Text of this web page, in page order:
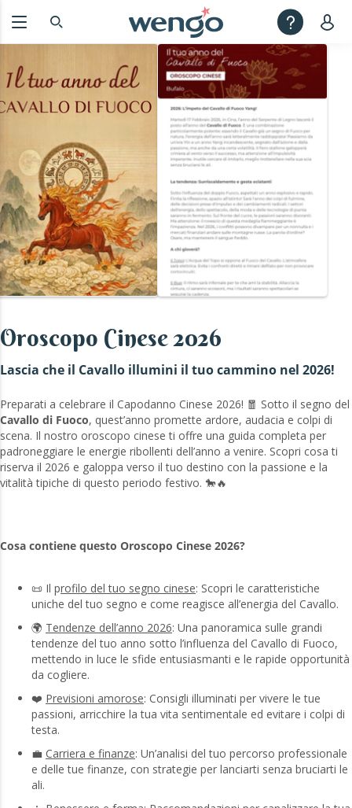
Oroscopo Cinese 2026
Lascia che il Cavallo illumini il tuo cammino nel 2026!
Preparati a celebrare il Capodanno Cinese 2026! 🧧 Sotto il segno del
Cavallo di Fuoco, quest’anno promette ardore, audacia e colpi di
scena. Il nostro oroscopo cinese ti offre una guida completa per
padroneggiare le energie ribollenti dell’anno a venire. Scopri cosa ti
riserva il 2026 e galoppa verso il tuo destino con la passione e la
vitalità tipiche di questo periodo festivo. 🐎🔥
Cosa contiene questo Oroscopo Cinese 2026?
📜 Il profilo del tuo segno cinese: Scopri le caratteristiche
uniche del tuo segno e come reagisce all’energia del Cavallo.
🌍 Tendenze dell’anno 2026: Una panoramica sulle grandi
tendenze del tuo anno sotto l’influenza del Cavallo di Fuoco,
mettendo in luce le sfide entusiasmanti e le rapide opportunità
da cogliere.
❤️ Previsioni amorose: Consigli illuminati per vivere le tue
passioni, arricchire la tua vita sentimentale ed evitare i colpi di
testa.
💼 Carriera e finanze: Un’analisi del tuo percorso professionale
e delle tue finanze, con strategie per lanciarti senza bruciarti le
ali.